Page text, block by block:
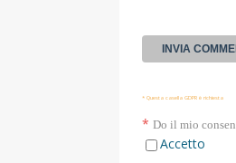
* Questa casella GDPR è richiesta
* Do il mio
Accetto